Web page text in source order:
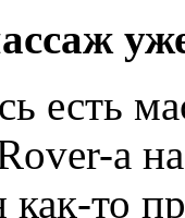
есть
а
как-то